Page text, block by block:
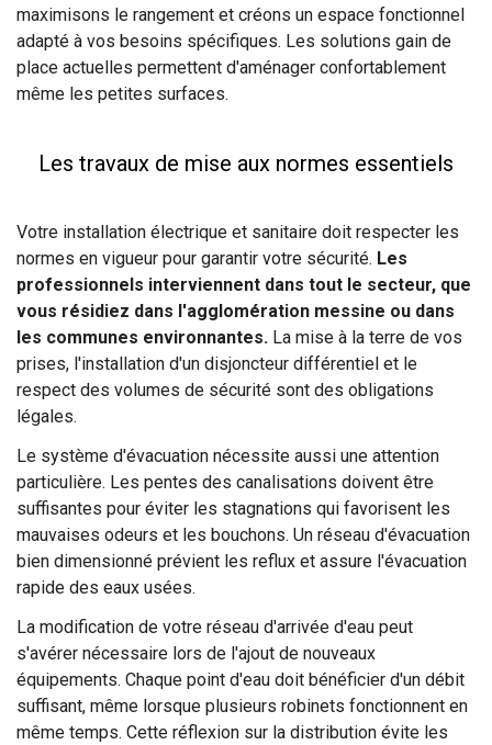
maximisons le rangement et créons un espace fonctionnel
adapté à vos besoins spécifiques. Les solutions gain de
place actuelles permettent d'aménager confortablement
même les petites surfaces.
Les travaux de mise aux normes essentiels
Votre installation électrique et sanitaire doit respecter les
normes en vigueur pour garantir votre sécurité. Les
professionnels interviennent dans tout le secteur, que
vous résidiez dans l'agglomération messine ou dans
les communes environnantes. La mise à la terre de vos
prises, l'installation d'un disjoncteur différentiel et le
respect des volumes de sécurité sont des obligations
légales.
Le système d'évacuation nécessite aussi une attention
particulière. Les pentes des canalisations doivent être
suffisantes pour éviter les stagnations qui favorisent les
mauvaises odeurs et les bouchons. Un réseau d'évacuation
bien dimensionné prévient les reflux et assure l'évacuation
rapide des eaux usées.
La modification de votre réseau d'arrivée d'eau peut
s'avérer nécessaire lors de l'ajout de nouveaux
équipements. Chaque point d'eau doit bénéficier d'un débit
suffisant, même lorsque plusieurs robinets fonctionnent en
même temps. Cette réflexion sur la distribution évite les